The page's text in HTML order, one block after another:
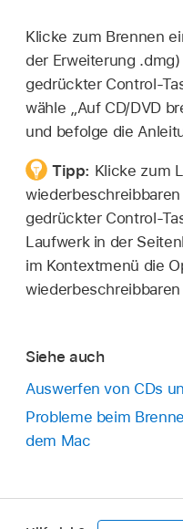
Klicke zum Brennen
der Erweiterung
gedrückter Control-
wähle „Auf CD/DVD
und befolge die
Tipp: Klicke zum
gedrückter Control-
Laufwerk in der
im Kontextmenü die
Siehe auch
Auswerfen von CDs
Probleme beim
dem Mac